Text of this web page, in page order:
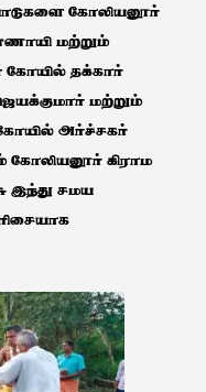
கோலியனூர்
மற்றும்
கோயில் தக்கார்
மற்றும்
அர்ச்சகர்
கோலியனூர் கிராம
இந்து சமய